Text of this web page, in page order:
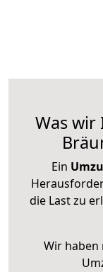
Was
Ein
die Last zu
Wir haben